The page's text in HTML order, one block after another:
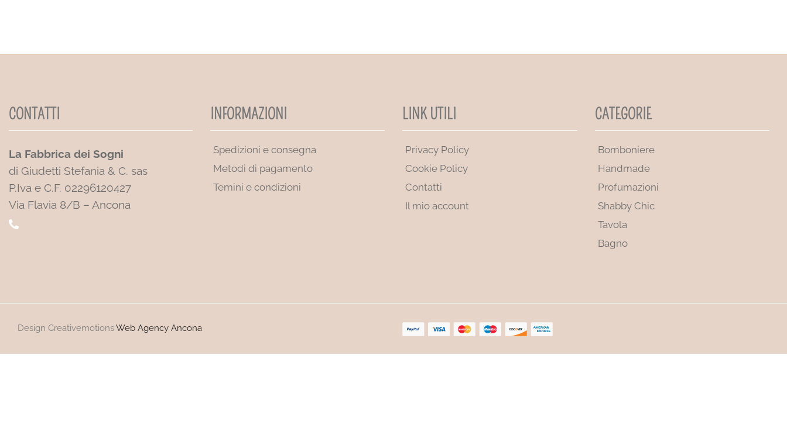
CONTATTI
La Fabbrica dei Sogni
di Giudetti Stefania & C. sas
P.Iva e C.F. 02296120427
Via Flavia 8/B – Ancona
INFORMAZIONI
Spedizioni e consegna
Metodi di pagamento
Temini e condizioni
LINK UTILI
Privacy Policy
Cookie Policy
Contatti
Il mio account
CATEGORIE
Bomboniere
Handmade
Profumazioni
Shabby Chic
Tavola
Bagno
Design CreativemotionsWeb Agency Ancona